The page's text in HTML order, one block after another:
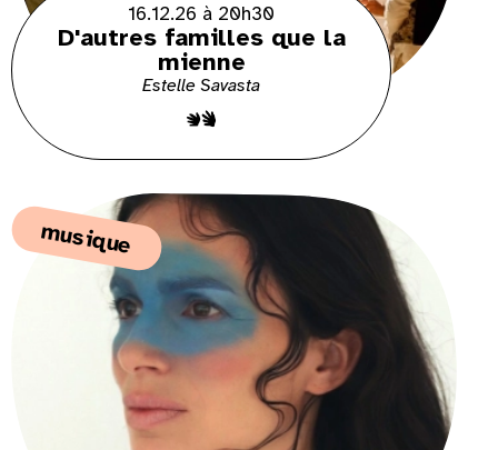
16.12.26 à 20h30
D'autres familles que la
mienne
Estelle Savasta
musique